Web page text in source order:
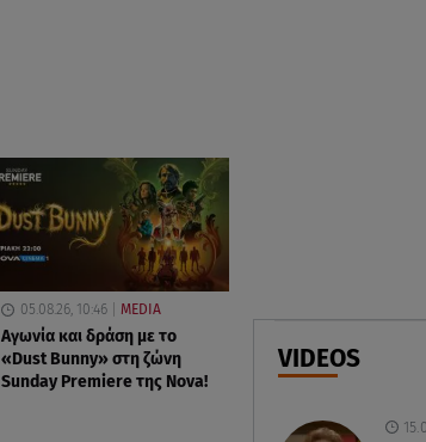
Αθηνά
Μπόρα Μπόρα:
κούραση του
06.08.26 , 20:04
VIDEOS
05.08.26, 10:46 MEDIA
Αγωνία και δράση με το
«Dust Bunny» στη ζώνη
Sunday Premiere της Nova!